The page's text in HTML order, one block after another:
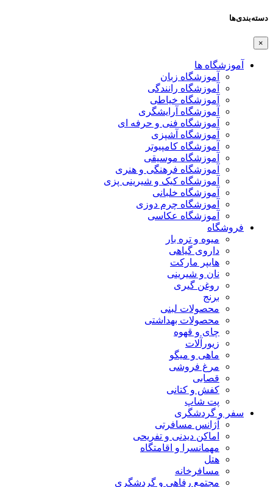
دسته‌بندی‌ها
×
آموزشگاه ها
آموزشگاه زبان
آموزشگاه رانندگی
آموزشگاه خیاطی
آموزشگاه آرایشگری
آموزشگاه فنی و حرفه ای
آموزشگاه آشپزی
آموزشگاه کامپیوتر
آموزشگاه موسیقی
آموزشگاه فرهنگی و هنری
آموزشگاه کیک و شیرینی پزی
آموزشگاه خلبانی
آموزشگاه چرم دوزی
آموزشگاه عکاسی
فروشگاه
میوه و تره بار
داروی گیاهی
هایپر مارکت
نان و شیرینی
روغن گیری
برنج
محصولات لبنی
محصولات بهداشتی
چای و قهوه
زیورآلات
ماهی و میگو
مرغ فروشی
قصابی
کفش و کتانی
پت شاپ
سفر و گردشگری
آژانس مسافرتی
اماکن دیدنی و تفریحی
مهمانسرا و اقامتگاه
هتل
مسافرخانه
مجتمع رفاهی و گردشگری